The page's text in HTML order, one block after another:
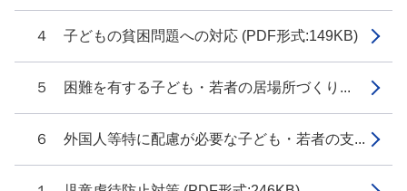
４ 子どもの貧困問題への対応 (PDF形式:149KB)
５ 困難を有する子ども・若者の居場所づくり...
６ 外国人等特に配慮が必要な子ども・若者の支...